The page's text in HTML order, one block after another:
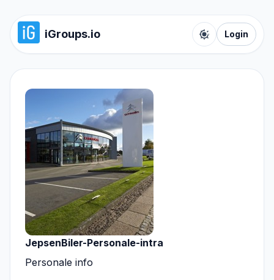
iGroups.io
Toggle color
Login
JepsenBiler-Personale-intra
Personale info